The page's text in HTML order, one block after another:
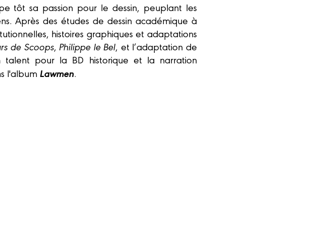
tôt sa passion pour le dessin, peuplant les
Après des études de dessin académique à
histoires graphiques et adaptations
de Scoops, Philippe le Bel, et l’adaptation de
talent pour la BD historique et la narration
l'albumLawmen.